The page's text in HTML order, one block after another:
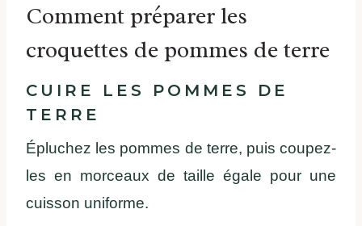
Comment préparer les
croquettes de pommes de terre
CUIRE LES POMMES DE
TERRE
Épluchez les pommes de terre, puis coupez-
les en morceaux de taille égale pour une
cuisson uniforme.